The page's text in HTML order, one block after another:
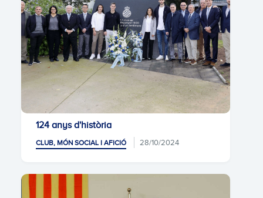
124 anys d'història
CLUB, MÓN SOCIAL I AFICIÓ 28/10/2024